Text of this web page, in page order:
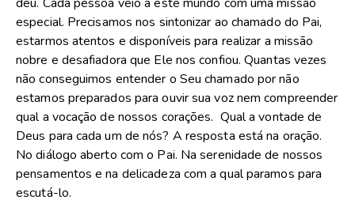
especial. Precisamos nos sintonizar ao chamado do Pai,
estarmos atentos e disponíveis para realizar a missão
nobre e desafiadora que Ele nos confiou. Quantas vezes
não conseguimos entender o Seu chamado por não
estamos preparados para ouvir sua voz nem compreender
qual a vocação de nossos corações. Qual a vontade de
Deus para cada um de nós? A resposta está na oração.
No diálogo aberto com o Pai. Na serenidade de nossos
pensamentos e na delicadeza com a qual paramos para
escutá-lo.